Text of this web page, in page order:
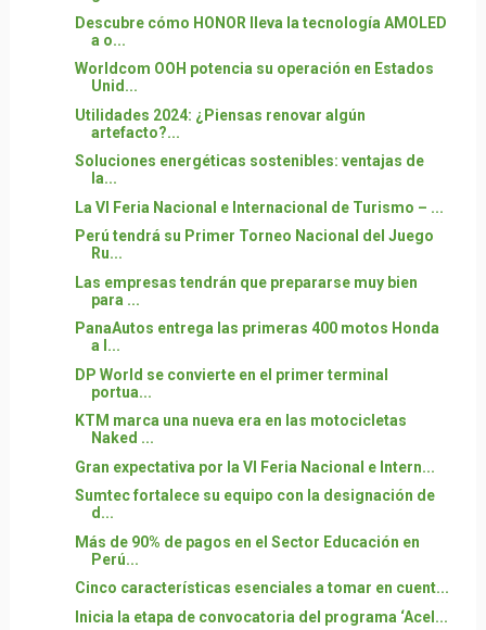
Descubre cómo HONOR lleva la tecnología AMOLED
a o...
Worldcom OOH potencia su operación en Estados
Unid...
Utilidades 2024: ¿Piensas renovar algún
artefacto?...
Soluciones energéticas sostenibles: ventajas de
la...
La VI Feria Nacional e Internacional de Turismo – ...
Perú tendrá su Primer Torneo Nacional del Juego
Ru...
Las empresas tendrán que prepararse muy bien
para ...
PanaAutos entrega las primeras 400 motos Honda
a l...
DP World se convierte en el primer terminal
portua...
KTM marca una nueva era en las motocicletas
Naked ...
Gran expectativa por la VI Feria Nacional e Intern...
Sumtec fortalece su equipo con la designación de
d...
Más de 90% de pagos en el Sector Educación en
Perú...
Cinco características esenciales a tomar en cuent...
Inicia la etapa de convocatoria del programa ‘Acel...